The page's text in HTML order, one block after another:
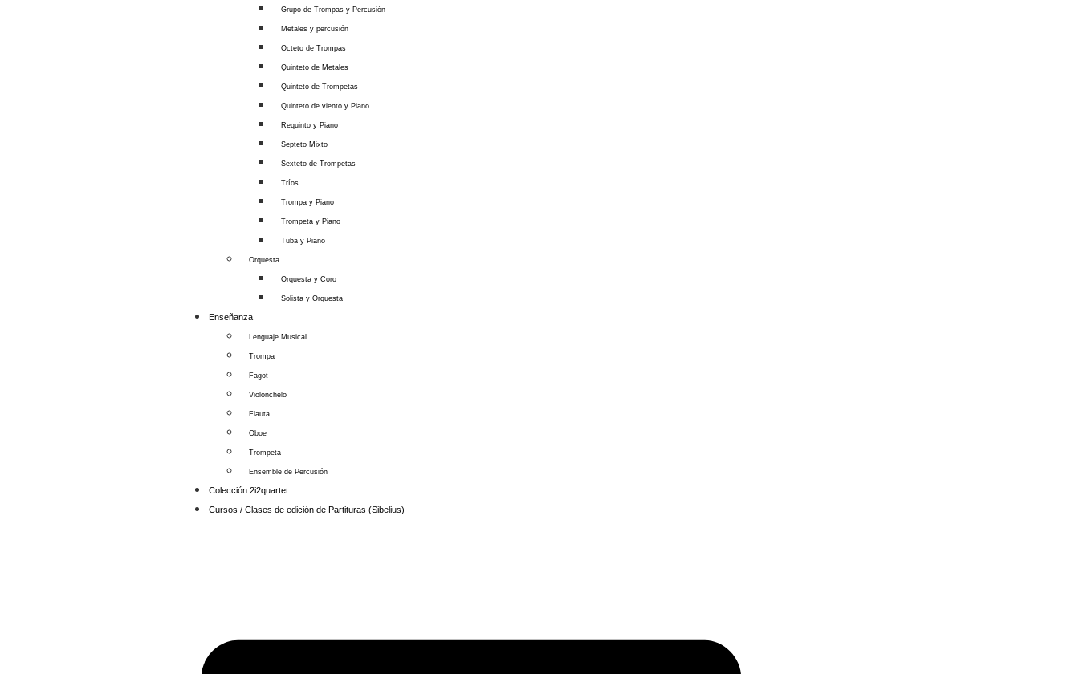
Grupo de Trompas y Percusión
Metales y percusión
Octeto de Trompas
Quinteto de Metales
Quinteto de Trompetas
Quinteto de viento y Piano
Requinto y Piano
Septeto Mixto
Sexteto de Trompetas
Tríos
Trompa y Piano
Trompeta y Piano
Tuba y Piano
Orquesta
Orquesta y Coro
Solista y Orquesta
Enseñanza
Lenguaje Musical
Trompa
Fagot
Violonchelo
Flauta
Oboe
Trompeta
Ensemble de Percusión
Colección 2i2quartet
Cursos / Clases de edición de Partituras (Sibelius)